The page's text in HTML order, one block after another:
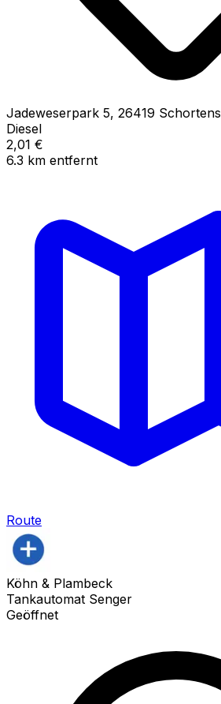
Jadeweserpark 5, 26419 Schortens
Diesel
2,01 €
6.3 km entfernt
Route
Köhn & Plambeck
Tankautomat Senger
Geöffnet